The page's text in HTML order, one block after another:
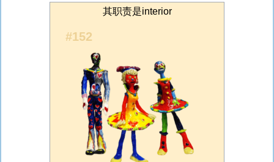
其职责是interior
#152